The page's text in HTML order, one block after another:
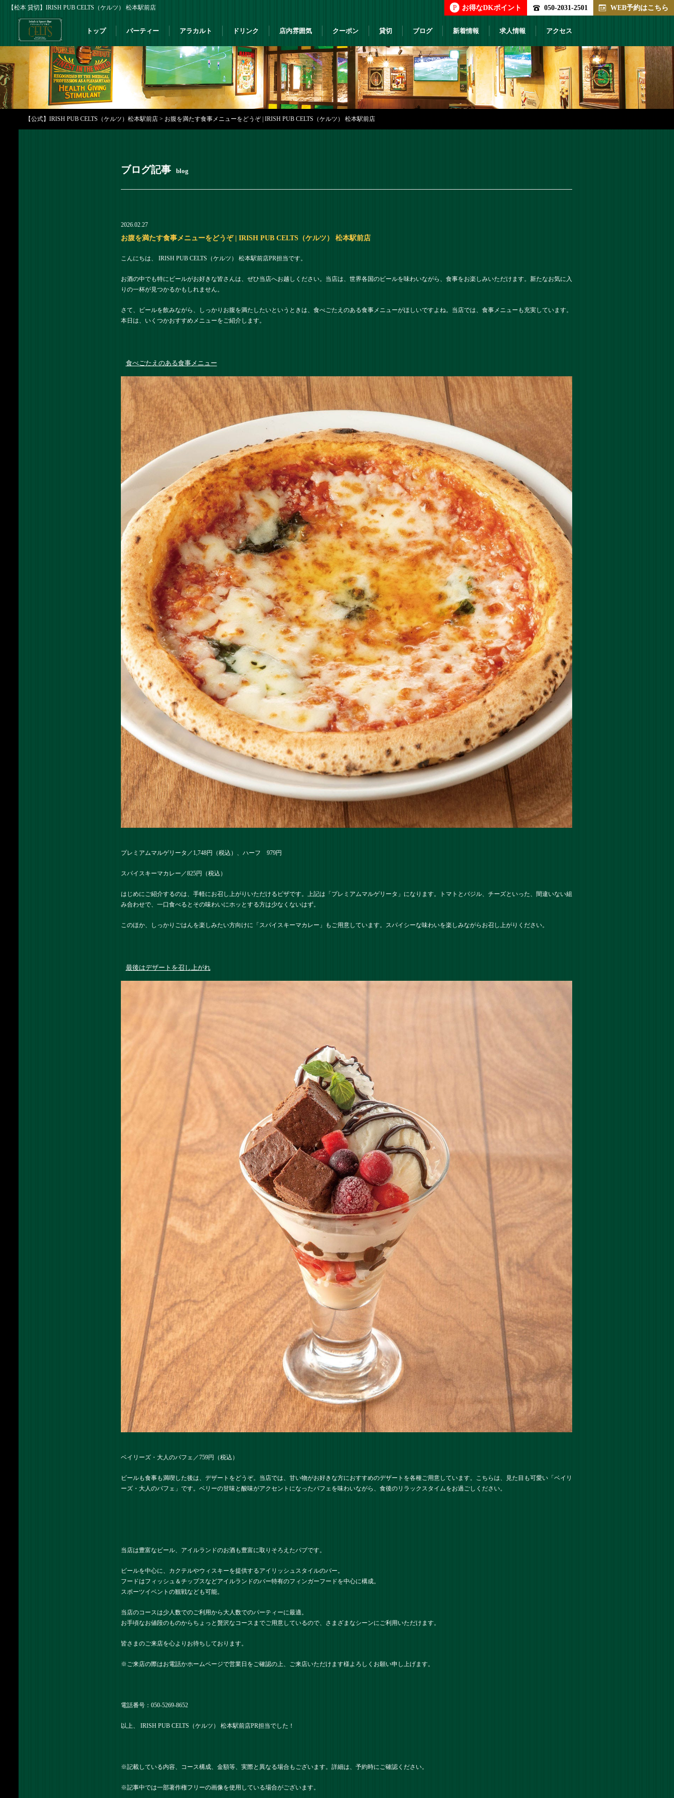
【松本 貸切】IRISH PUB CELTS（ケルツ） 松本駅前店 P お得なDKポイント 050-2031-2501 WEB予約はこちら
トップ パーティー アラカルト ドリンク 店内雰囲気 クーポン 貸切 ブログ 新着情報 求人情報 アクセス
【公式】IRISH PUB CELTS（ケルツ）松本駅前店 > お腹を満たす食事メニューをどうぞ | IRISH PUB CELTS（ケルツ） 松本駅前店
ブログ記事 blog
2026.02.27
お腹を満たす食事メニューをどうぞ | IRISH PUB CELTS（ケルツ） 松本駅前店
こんにちは、 IRISH PUB CELTS（ケルツ） 松本駅前店PR担当です。
お酒の中でも特にビールがお好きな皆さんは、ぜひ当店へお越しください。当店は、世界各国のビールを味わいながら、食事をお楽しみいただけます。新たなお気に入
りの一杯が見つかるかもしれません。
さて、ビールを飲みながら、しっかりお腹を満たしたいというときは、食べごたえのある食事メニューがほしいですよね。当店では、食事メニューも充実しています。
本日は、いくつかおすすめメニューをご紹介します。
食べごたえのある食事メニュー
プレミアムマルゲリータ／1,748円（税込）、ハーフ 979円
スパイスキーマカレー／825円（税込）
はじめにご紹介するのは、手軽にお召し上がりいただけるピザです。上記は「 プレミアムマルゲリータ 」になります。トマトとバジル、チーズといった、間違いない組
み合わせで、一口食べるとその味わいにホッとする方は少なくないはず。
このほか、しっかりごはんを楽しみたい方向けに「 スパイスキーマカレー 」もご用意しています。スパイシーな味わいを楽しみながらお召し上がりください。
最後はデザートを召し上がれ
ベイリーズ・大人のパフェ／759円（税込）
ビールも食事も満喫した後は、デザートをどうぞ。当店では、甘い物がお好きな方におすすめのデザートを各種ご用意しています。こちらは、見た目も可愛い「 ベイリ
ーズ・大人のパフェ 」です。ベリーの甘味と酸味がアクセントになったパフェを味わいながら、食後のリラックスタイムをお過ごしください。
当店は豊富なビール、アイルランドのお酒も豊富に取りそろえたパブです。
ビールを中心に、カクテルやウィスキーを提供するアイリッシュスタイルのバー。
フードはフィッシュ＆チップスなどアイルランドのバー特有のフィンガーフードを中心に構成。
スポーツイベントの観戦なども可能。
当店のコースは少人数でのご利用から大人数でのパーティーに最適。
お手頃なお値段のものからちょっと贅沢なコースまでご用意しているので、さまざまなシーンにご利用いただけます。
皆さまのご来店を心よりお待ちしております。
※ご来店の際はお電話かホームページで営業日をご確認の上、ご来店いただけます様よろしくお願い申し上げます。
電話番号：050-5269-8652
以上、 IRISH PUB CELTS（ケルツ） 松本駅前店PR担当でした！
※記載している内容、コース構成、金額等、実際と異なる場合もございます。詳細は、予約時にご確認ください。
※記事中では一部著作権フリーの画像を使用している場合がございます。